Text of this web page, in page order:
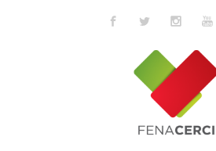
Skip to main content